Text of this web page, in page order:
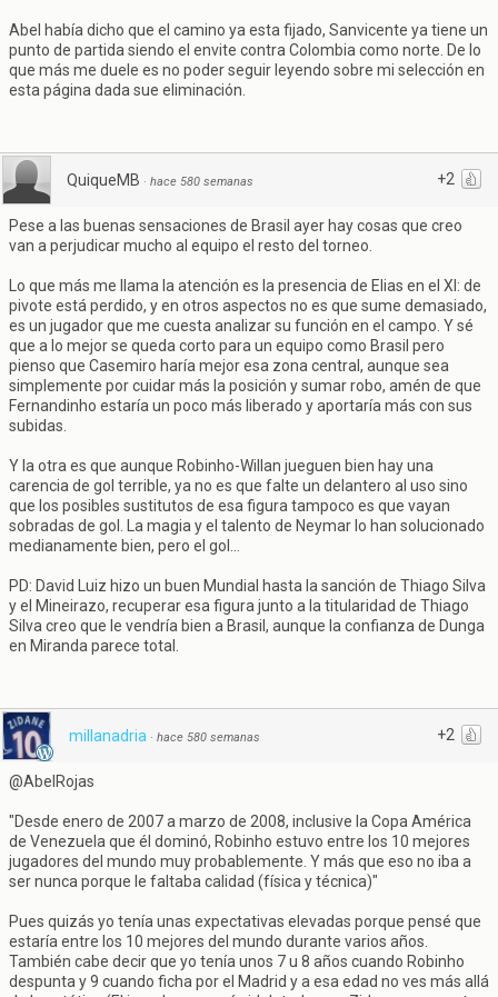
Abel había dicho que el camino ya esta fijado, Sanvicente ya tiene un
punto de partida siendo el envite contra Colombia como norte. De lo
que más me duele es no poder seguir leyendo sobre mi selección en
esta página dada sue eliminación.
+2
QuiqueMB · hace 580 semanas
Pese a las buenas sensaciones de Brasil ayer hay cosas que creo
van a perjudicar mucho al equipo el resto del torneo.
Lo que más me llama la atención es la presencia de Elias en el XI: de
pivote está perdido, y en otros aspectos no es que sume demasiado,
es un jugador que me cuesta analizar su función en el campo. Y sé
que a lo mejor se queda corto para un equipo como Brasil pero
pienso que Casemiro haría mejor esa zona central, aunque sea
simplemente por cuidar más la posición y sumar robo, amén de que
Fernandinho estaría un poco más liberado y aportaría más con sus
subidas.
Y la otra es que aunque Robinho-Willan jueguen bien hay una
carencia de gol terrible, ya no es que falte un delantero al uso sino
que los posibles sustitutos de esa figura tampoco es que vayan
sobradas de gol. La magia y el talento de Neymar lo han solucionado
medianamente bien, pero el gol...
PD: David Luiz hizo un buen Mundial hasta la sanción de Thiago Silva
y el Mineirazo, recuperar esa figura junto a la titularidad de Thiago
Silva creo que le vendría bien a Brasil, aunque la confianza de Dunga
en Miranda parece total.
+2
millanadria · hace 580 semanas
@AbelRojas
"Desde enero de 2007 a marzo de 2008, inclusive la Copa América
de Venezuela que él dominó, Robinho estuvo entre los 10 mejores
jugadores del mundo muy probablemente. Y más que eso no iba a
ser nunca porque le faltaba calidad (física y técnica)"
Pues quizás yo tenía unas expectativas elevadas porque pensé que
estaría entre los 10 mejores del mundo durante varios años.
También cabe decir que yo tenía unos 7 u 8 años cuando Robinho
despunta y 9 cuando ficha por el Madrid y a esa edad no ves más allá